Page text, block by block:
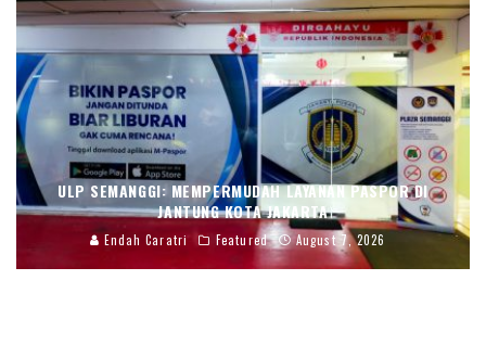
ULP SEMANGGI: MEMPERMUDAH LAYANAN PASPOR DI
JANTUNG KOTA JAKARTA
Endah Caratri Featured August 7, 2026